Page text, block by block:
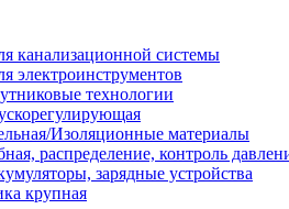
канализационной системы
электроинструментов
технологии
Изоляционные материалы
распределение, контроль
зарядные устройства
крупная